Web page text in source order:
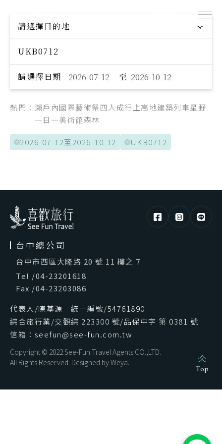
探索專屬您的旅程
Explore your trip
請選擇目的地
請選擇日期 至
熱門： 瀨戶內國際藝術祭四人成行 上高地建築列車星野
一日一美術館森林
2026-07-12至2026-10-12 UKB0712
台中總公司
台中市西區大隆路 20 號 11 樓之 7
Tel /04-23201618
Fax /04-23203086
代表人/陳基源 統一編號/54761890
綜合旅行業/交觀綜 223300 號/品保中字 第 0381 號
信箱：seefun@see-fun.com.tw
Copyright © 2022 See-Fun Travel Agents CO.,LTD.
All Rights Reserved. Designed byWeya.
Top